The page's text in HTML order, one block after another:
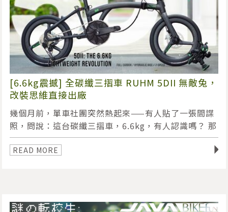
[6.6kg震撼] 全碳纖三摺車 RUHM 5DII 無敵兔，
改裝思維直接出廠
幾個月前，單車社團突然熱起來——有人貼了一張間諜
照，問說：這台碳纖三摺車，6.6kg，有人認識嗎？ 那
台車，就是今天要介紹的主角： RUHM 5DII，代號
「無敵兔」。
READ MORE ◥